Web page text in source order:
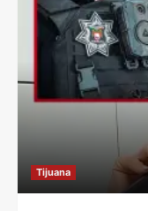
Tijuana